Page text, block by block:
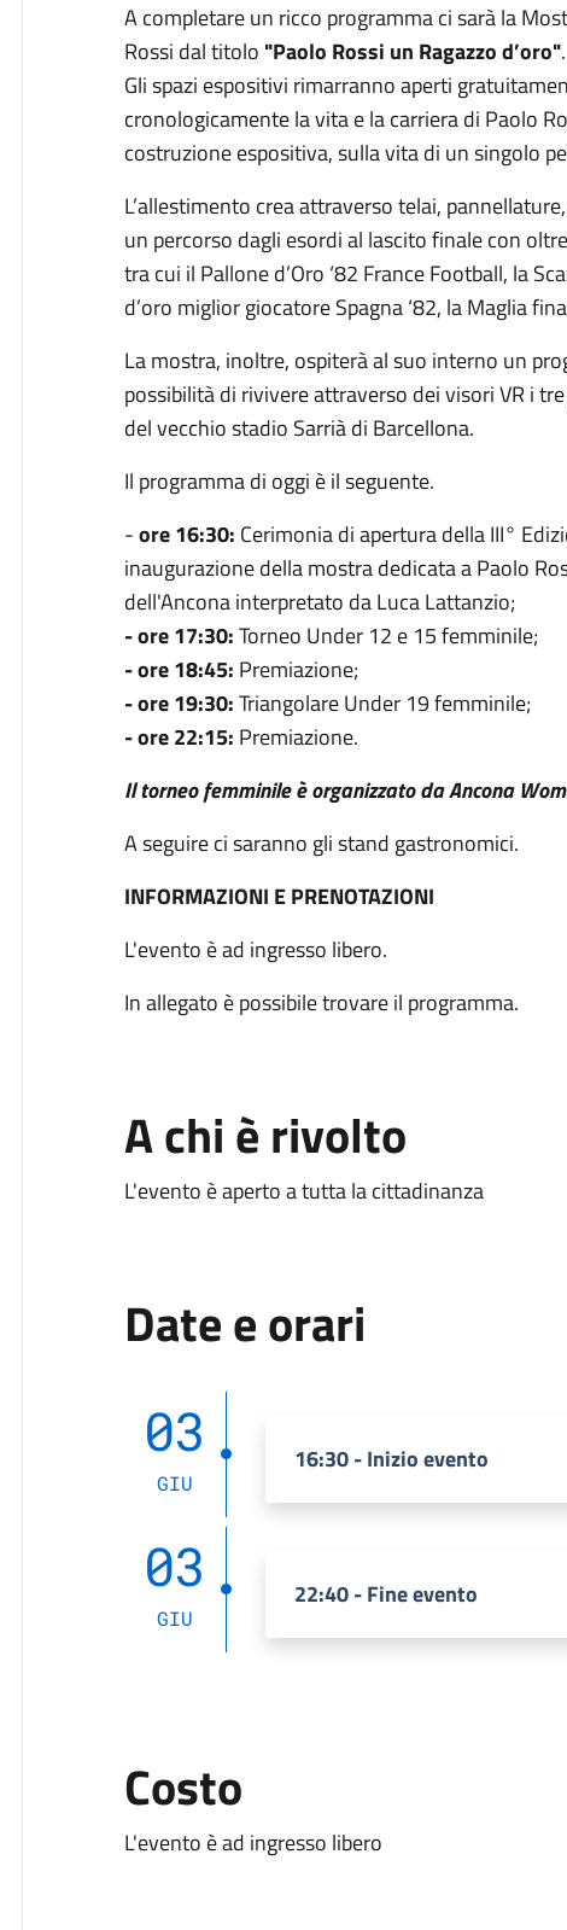
A completare un ricco programma ci sarà la
Rossi dal titolo "Paolo Rossi un Ragazzo d’oro".
Gli spazi espositivi rimarranno aperti
cronologicamente la vita e la carriera di Paolo
costruzione espositiva, sulla vita di un singolo
L’allestimento crea attraverso telai,
un percorso dagli esordi al lascito finale con
tra cui il Pallone d’Oro ‘82 France Football, la
d’oro miglior giocatore Spagna ‘82, la Maglia
La mostra, inoltre, ospiterà al suo interno un
possibilità di rivivere attraverso dei visori VR i
del vecchio stadio Sarrià di Barcellona.
Il programma di oggi è il seguente.
-ore 16:30: Cerimonia di apertura della III°
inaugurazione della mostra dedicata a Paolo
dell'Ancona interpretato da Luca Lattanzio;
- ore 17:30:Torneo Under 12 e 15 femminile;
- ore 18:45: Premiazione;
- ore 19:30:Triangolare Under 19 femminile;
- ore 22:15: Premiazione.
Il torneo femminile è organizzato da Ancona
A seguire ci saranno gli stand gastronomici.
INFORMAZIONI E PRENOTAZIONI
L'evento è ad ingresso libero.
In allegato è possibile trovare il programma.
A chi è rivolto
L'evento è aperto a tutta la cittadinanza
Date e orari
03
GIU
16:30 - Inizio evento
03
GIU
22:40 - Fine evento
Costo
L'evento è ad ingresso libero